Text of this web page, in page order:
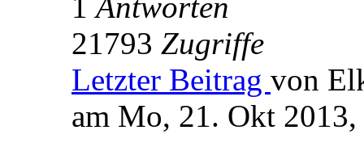
1Antworten
21793 Zugriffe
Letzter Beitrag von
am Mo, 21. Okt